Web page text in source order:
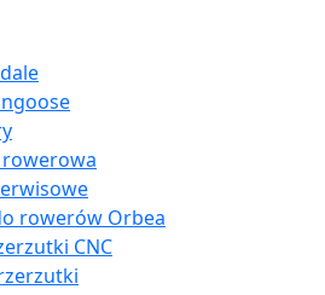
rowerowa
rowerów Orbea
CNC